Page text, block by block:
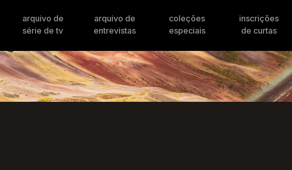
arquivo de
série de tv
arquivo de
entrevistas
coleções
especiais
inscrições
de curtas